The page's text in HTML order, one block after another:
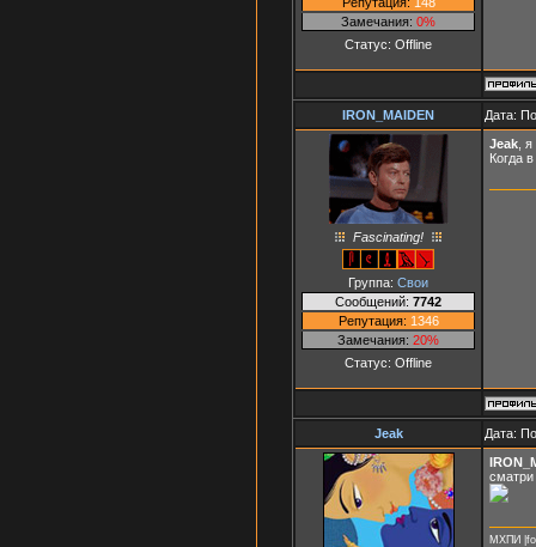
Замечания: 0%
Статус: Offline
IRON_MAIDEN Дата:
Fascinating!
Группа: Свои
Сообщений: 7742
Репутация: 1346
Замечания: 20%
Статус: Offline
Jeak ,
Когда
Jeak Дата:
сматри
МХПИ